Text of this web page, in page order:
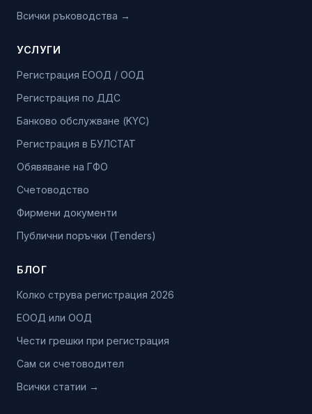
Всички ръководства →
УСЛУГИ
Регистрация ЕООД / ООД
Регистрация по ДДС
Банково обслужване (KYC)
Регистрация в БУЛСТАТ
Обявяване на ГФО
Счетоводство
Фирмени документи
Публични поръчки (Tenders)
БЛОГ
Колко струва регистрация 2026
ЕООД или ООД
Чести грешки при регистрация
Сам си счетоводител
Всички статии →